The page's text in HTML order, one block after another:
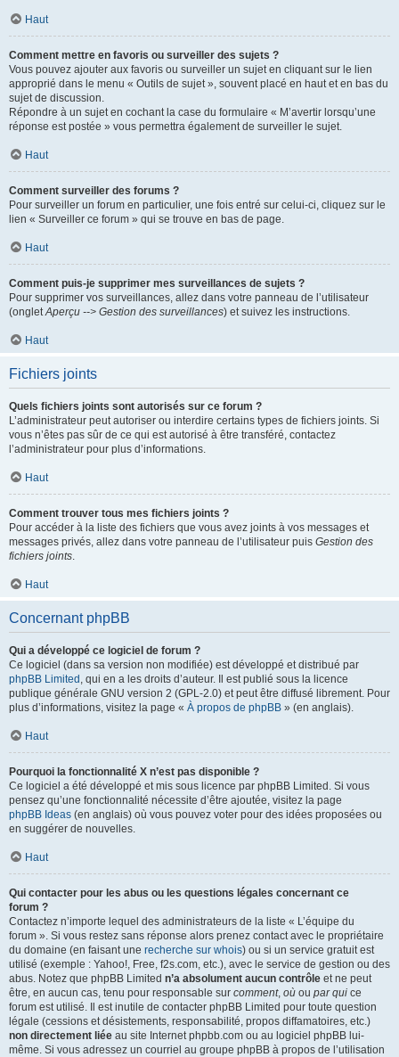
Haut
Comment mettre en favoris ou surveiller des sujets ?
Vous pouvez ajouter aux favoris ou surveiller un sujet en cliquant sur le lien
approprié dans le menu « Outils de sujet », souvent placé en haut et en bas du
sujet de discussion.
Répondre à un sujet en cochant la case du formulaire « M’avertir lorsqu’une
réponse est postée » vous permettra également de surveiller le sujet.
Haut
Comment surveiller des forums ?
Pour surveiller un forum en particulier, une fois entré sur celui-ci, cliquez sur le
lien « Surveiller ce forum » qui se trouve en bas de page.
Haut
Comment puis-je supprimer mes surveillances de sujets ?
Pour supprimer vos surveillances, allez dans votre panneau de l’utilisateur
(ongletAperçu --> Gestion des surveillances) et suivez les instructions.
Haut
Fichiers joints
Quels fichiers joints sont autorisés sur ce forum ?
L’administrateur peut autoriser ou interdire certains types de fichiers joints. Si
vous n’êtes pas sûr de ce qui est autorisé à être transféré, contactez
l’administrateur pour plus d’informations.
Haut
Comment trouver tous mes fichiers joints ?
Pour accéder à la liste des fichiers que vous avez joints à vos messages et
messages privés, allez dans votre panneau de l’utilisateur puis Gestion des
fichiers joints.
Haut
Concernant phpBB
Qui a développé ce logiciel de forum ?
Ce logiciel (dans sa version non modifiée) est développé et distribué par
phpBB Limited , qui en a les droits d’auteur. Il est publié sous la licence
publique générale GNU version 2 (GPL-2.0) et peut être diffusé librement. Pour
plus d’informations, visitez la page « À propos de phpBB » (en anglais).
Haut
Pourquoi la fonctionnalité X n’est pas disponible ?
Ce logiciel a été développé et mis sous licence par phpBB Limited. Si vous
pensez qu’une fonctionnalité nécessite d’être ajoutée, visitez la page
phpBB Ideas (en anglais) où vous pouvez voter pour des idées proposées ou
en suggérer de nouvelles.
Haut
Qui contacter pour les abus ou les questions légales concernant ce
forum ?
Contactez n’importe lequel des administrateurs de la liste « L’équipe du
forum ». Si vous restez sans réponse alors prenez contact avec le propriétaire
du domaine (en faisant une recherche sur whois) ou si un service gratuit est
utilisé (exemple : Yahoo!, Free, f2s.com, etc.), avec le service de gestion ou des
abus. Notez que phpBB Limited n’a absolument aucun contrôle et ne peut
être, en aucun cas, tenu pour responsable sur comment, où ou par qui ce
forum est utilisé. Il est inutile de contacter phpBB Limited pour toute question
légale (cessions et désistements, responsabilité, propos diffamatoires, etc.)
non directement liée au site Internet phpbb.com ou au logiciel phpBB lui-
même. Si vous adressez un courriel au groupe phpBB à propos de l’utilisation